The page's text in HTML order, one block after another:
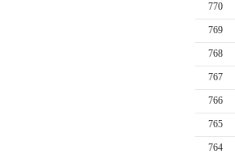
770
769
768
767
766
765
764